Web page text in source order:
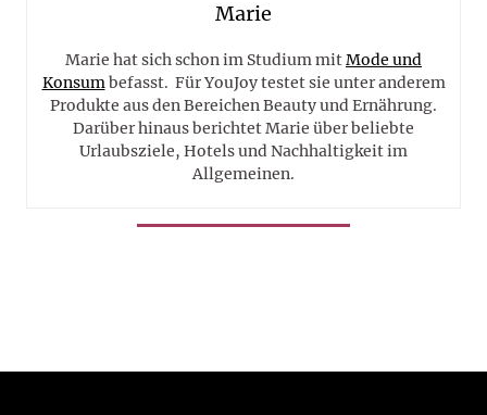
Marie
Marie hat sich schon im Studium mitMode und
Konsumbefasst. Für YouJoy testet sie unter anderem
Produkte aus den Bereichen Beauty und Ernährung.
Darüber hinaus berichtet Marie über beliebte
Urlaubsziele, Hotels und Nachhaltigkeit im
Allgemeinen.